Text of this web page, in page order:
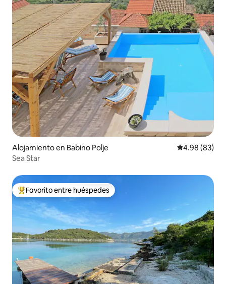
Alojamiento en Babino Polje Calificación
4.98 (83)
Sea Star
Favorito entre huéspedes preferido
Favorito entre huéspedes